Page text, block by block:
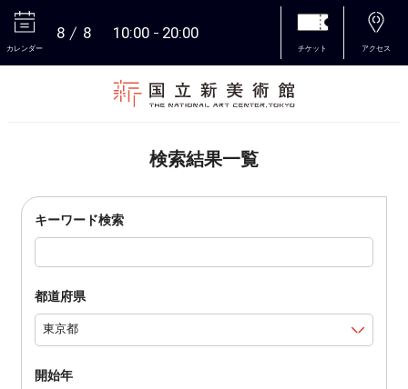
カレンダー
8 8 10:00 20:00
チケット アクセス
検索結果一覧
キーワード検索
都道府県
開始年